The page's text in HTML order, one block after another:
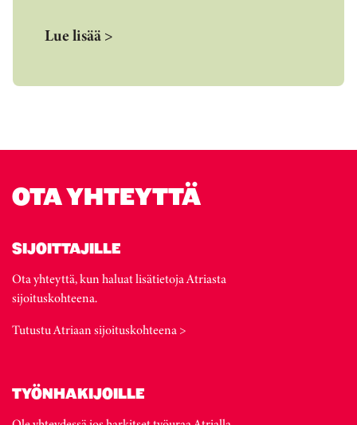
Lue lisää >
OTA YHTEYTTÄ
SIJOITTAJILLE
Ota yhteyttä, kun haluat lisätietoja Atriasta
sijoituskohteena.
Tutustu Atriaan sijoituskohteena >
TYÖNHAKIJOILLE